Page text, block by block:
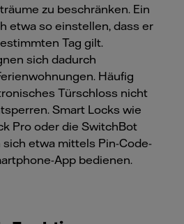
zu beschränken. Ein
etwa so einstellen, dass er
Tag gilt.
sich dadurch
Häufig
Türschloss nicht
Smart Locks wie
Pro oder die SwitchBot
etwa mittels Pin-Code-
App bedienen.